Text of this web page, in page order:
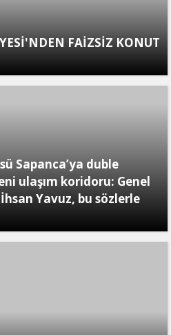
FAİZSİZ KONUT
Sapanca’ya duble
ulaşım koridoru: Genel
İhsan Yavuz, bu sözlerle